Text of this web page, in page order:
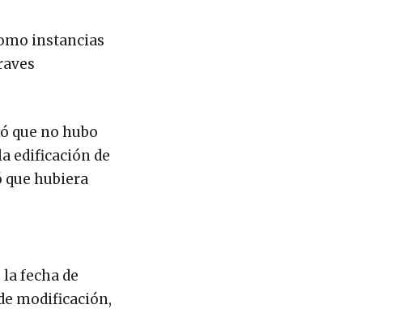
instancias
que no hubo
edificación de
que hubiera
fecha de
modificación,